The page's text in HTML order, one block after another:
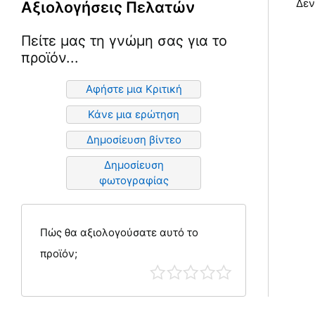
Αξιολογήσεις Πελατών
Πείτε μας τη γνώμη σας για το
προϊόν...
Αφήστε μια Κριτική
Κάνε μια ερώτηση
Δημοσίευση βίντεο
Δημοσίευση
φωτογραφίας
Πώς θα αξιολογούσατε αυτό το
προϊόν;